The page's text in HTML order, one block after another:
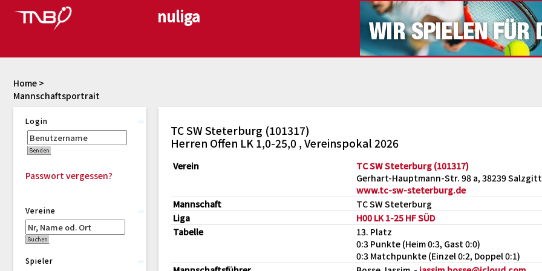
Mannschaftsportrait
Home >
Login
Passwort vergessen?
Vereine
Spieler
TC SW Steterburg (101317)
Herren Offen LK 1,0-25,0 , Vereinspokal 2026
Verein
TC SW Steterburg (101317)
Gerhart-Hauptmann-Str. 98 a, 38239
www.tc-sw-steterburg.de
Mannschaft
TC SW Steterburg
Liga
H00 LK 1-25 HF SÜD
Tabelle
13. Platz
0:3 Punkte (Heim 0:3, Gast 0:0)
0:3 Matchpunkte (Einzel 0:2, Doppel 0:1)